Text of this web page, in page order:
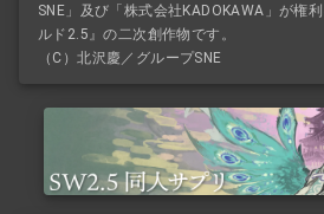
SNE」及び「株式会社KADOKAWA」が権
ルド2.5』の二次創作物です。
（C）北沢慶／グループSNE